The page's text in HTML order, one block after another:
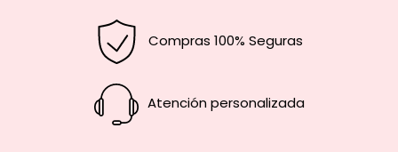
Compras 100% Seguras
Atención personalizada